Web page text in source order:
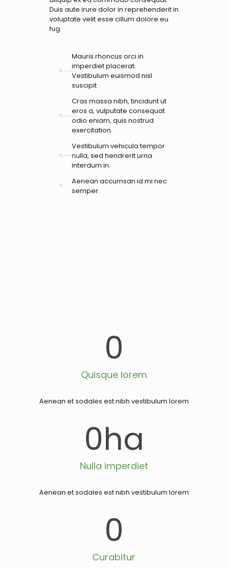
Duis aute irure dolor in reprehenderit in
voluptate velit esse cillum dolore eu
fug.
Mauris rhoncus orci in
imperdiet placerat.
Vestibulum euismod nisl
suscipit
Cras massa nibh, tincidunt ut
eros a, vulputate consequat
odio eniam, quis nostrud
exercitation.
Vestibulum vehicula tempor
nulla, sed hendrerit urna
interdum in.
Aenean accumsan id mi nec
semper.
Quisque lorem
0
Aenean et sodales est nibh vestibulum lorem
Nulla imperdiet
0ha
Aenean et sodales est nibh vestibulum lorem
Curabitur
0